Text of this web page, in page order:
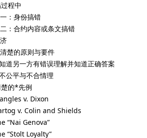
程中
：身份搞错
：合约内容或条文搞错
楚的原则与要件
道另一方有错误理解并知道正确答案
公平与不合情理
的*先例
v. Dixon
v. Colin and Shields
“Nai Genova”
“Stolt Loyalty”